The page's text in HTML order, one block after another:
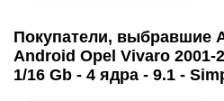
Покупатели, выбравшие
Android Opel Vivaro 2001-
1/16 Gb - 4 ядра - 9.1 -